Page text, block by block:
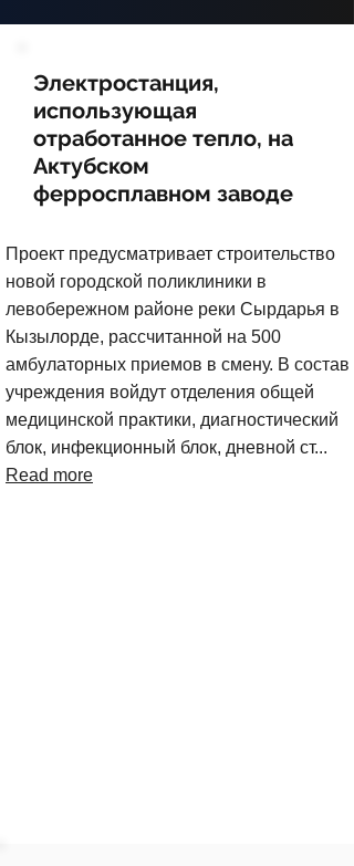
Электростанция,
использующая
отработанное тепло, на
Актубском
ферросплавном заводе
Проект предусматривает строительство
новой городской поликлиники в
левобережном районе реки Сырдарья в
Кызылорде, рассчитанной на 500
амбулаторных приемов в смену. В состав
учреждения войдут отделения общей
медицинской практики, диагностический
блок, инфекционный блок, дневной ст...
Read more